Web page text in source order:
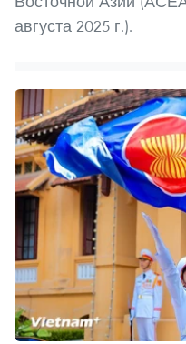
августа 2025 г.).